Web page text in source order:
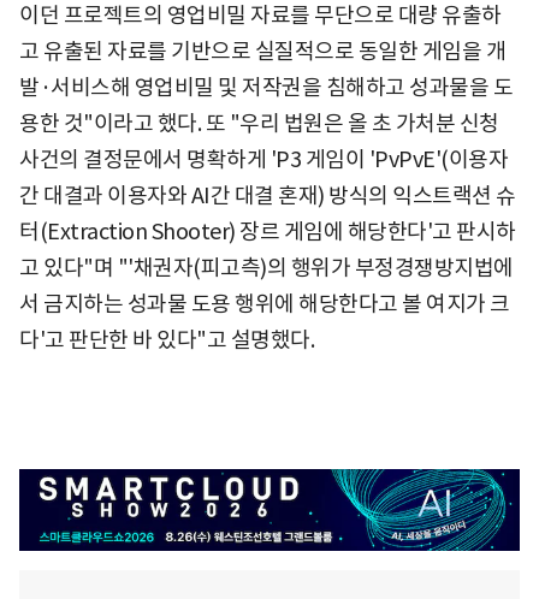
이던 프로젝트의 영업비밀 자료를 무단으로 대량 유출하
고 유출된 자료를 기반으로 실질적으로 동일한 게임을 개
발·서비스해 영업비밀 및 저작권을 침해하고 성과물을 도
용한 것"이라고 했다. 또 "우리 법원은 올 초 가처분 신청
사건의 결정문에서 명확하게 'P3 게임이 'PvPvE'(이용자
간 대결과 이용자와 AI간 대결 혼재) 방식의 익스트랙션 슈
터(Extraction Shooter) 장르 게임에 해당한다'고 판시하
고 있다"며 "'채권자(피고측)의 행위가 부정경쟁방지법에
서 금지하는 성과물 도용 행위에 해당한다고 볼 여지가 크
다'고 판단한 바 있다"고 설명했다.